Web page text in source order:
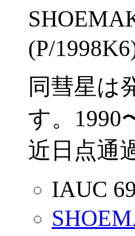
(P/
同彗星は
す。1990
近日点通
IAUC